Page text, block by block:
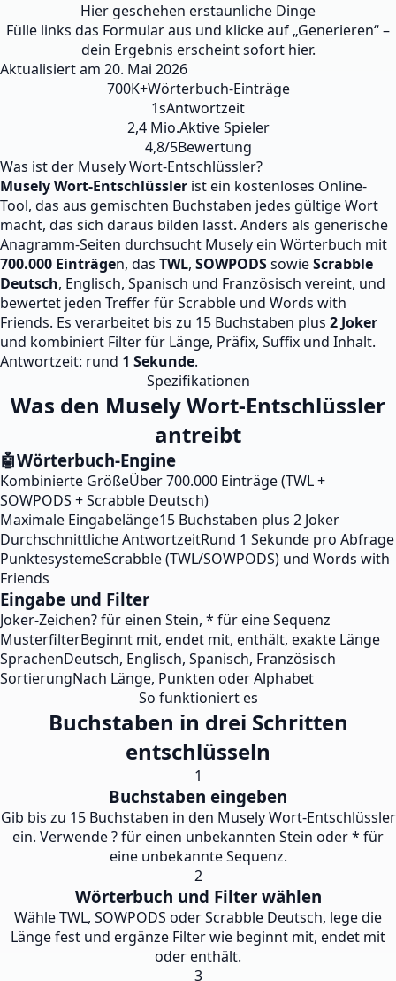
Hier geschehen erstaunliche Dinge
Fülle links das Formular aus und klicke auf „Generieren“ –
dein Ergebnis erscheint sofort hier.
Aktualisiert am 20. Mai 2026
700K+Wörterbuch-Einträge
1sAntwortzeit
2,4 Mio.Aktive Spieler
4,8/5Bewertung
Was ist der Musely Wort-Entschlüssler?
Musely Wort-Entschlüssler ist ein kostenloses Online-
Tool, das aus gemischten Buchstaben jedes gültige Wort
macht, das sich daraus bilden lässt. Anders als generische
Anagramm-Seiten durchsucht Musely ein Wörterbuch mit
700.000 Einträgen, das TWL, SOWPODSsowieScrabble
Deutsch, Englisch, Spanisch und Französisch vereint, und
bewertet jeden Treffer für Scrabble und Words with
Friends. Es verarbeitet bis zu 15 Buchstaben plus 2 Joker
und kombiniert Filter für Länge, Präfix, Suffix und Inhalt.
Antwortzeit: rund 1 Sekunde.
Spezifikationen
Was den Musely Wort-Entschlüssler
antreibt
🤖Wörterbuch-Engine
Kombinierte GrößeÜber 700.000 Einträge (TWL +
SOWPODS + Scrabble Deutsch)
Maximale Eingabelänge15 Buchstaben plus 2 Joker
Durchschnittliche AntwortzeitRund 1 Sekunde pro Abfrage
PunktesystemeScrabble (TWL/SOWPODS) und Words with
Friends
Eingabe und Filter
Joker-Zeichen? für einen Stein, * für eine Sequenz
MusterfilterBeginnt mit, endet mit, enthält, exakte Länge
SprachenDeutsch, Englisch, Spanisch, Französisch
SortierungNach Länge, Punkten oder Alphabet
So funktioniert es
Buchstaben in drei Schritten
entschlüsseln
1
Buchstaben eingeben
Gib bis zu 15 Buchstaben in den Musely Wort-Entschlüssler
ein. Verwende ? für einen unbekannten Stein oder * für
eine unbekannte Sequenz.
2
Wörterbuch und Filter wählen
Wähle TWL, SOWPODS oder Scrabble Deutsch, lege die
Länge fest und ergänze Filter wie beginnt mit, endet mit
oder enthält.
3